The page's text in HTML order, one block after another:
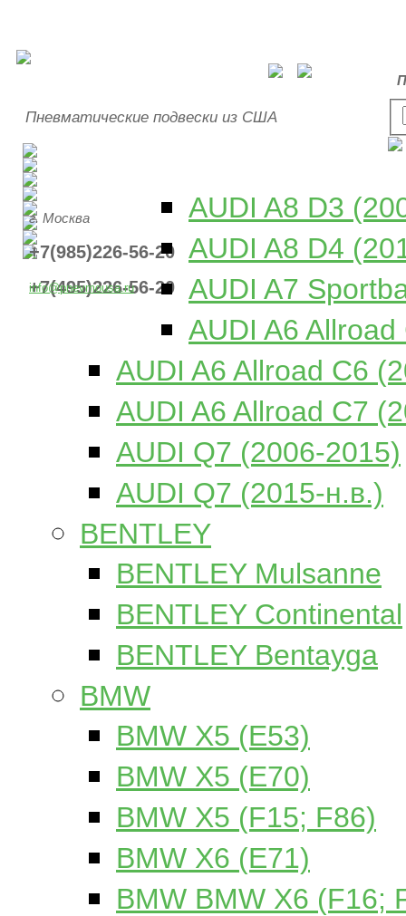
Пневматические подвески из США
г. Москва
+7(985)226-56-20
+7(495)226-56-20
info@pnevmousa.ru
AUDI A8 D3
AUDI A8 D4
AUDI A7
AUDI A6
AUDI A6 Allroad C6
AUDI A6 Allroad C7
AUDI Q7 (2006-2015)
AUDI Q7 (2015-н.в.)
BENTLEY
BENTLEY Mulsanne
BENTLEY Continental
BENTLEY Bentayga
BMW
BMW X5 (E53)
BMW X5 (E70)
BMW X5 (F15; F86)
BMW X6 (E71)
BMW BMW X6 (F16;